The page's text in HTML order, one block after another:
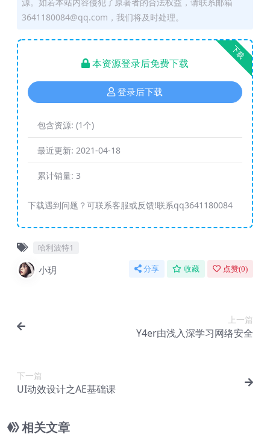
3641180084@qq.com，我们将及时处理。
下载
本资源登录后免费下载
登录后下载
包含资源: (1个)
最近更新: 2021-04-18
累计销量: 3
下载遇到问题？可联系客服或反馈!联系qq3641180084
哈利波特1
小玥 分享 收藏 点赞(0)
上一篇
Y4er由浅入深学习网络安全
下一篇
UI动效设计之AE基础课
相关文章